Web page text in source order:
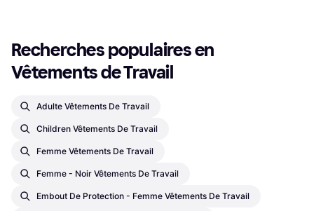
Recherches populaires en
Vêtements de Travail
Adulte Vêtements De Travail
Children Vêtements De Travail
Femme Vêtements De Travail
Femme - Noir Vêtements De Travail
Embout De Protection - Femme Vêtements De Travail